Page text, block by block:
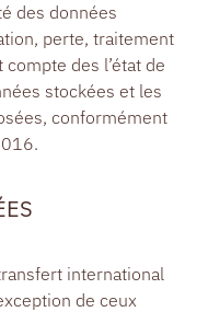
des données
perte, traitement
des l’état de
stockées et les
conformément
international
de ceux